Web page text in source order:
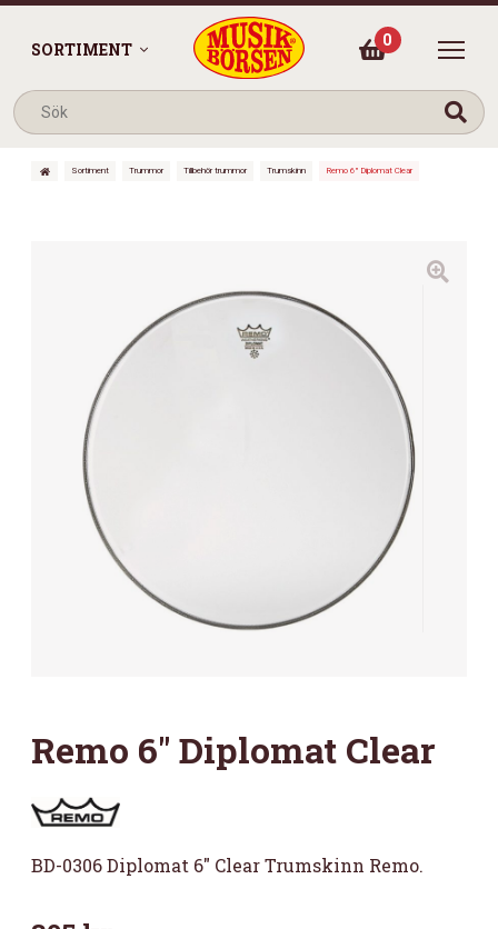
SORTIMENT 0
Sortiment Trummor Tillbehör trummor Trumskinn Remo 6″ Diplomat Clear
Remo 6″ Diplomat Clear
BD-0306 Diplomat 6″ Clear Trumskinn Remo.